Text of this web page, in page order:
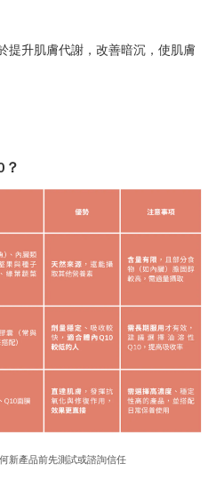
提升肌膚代謝，改善暗沉，使肌膚
新產品前先測試或諮詢信任